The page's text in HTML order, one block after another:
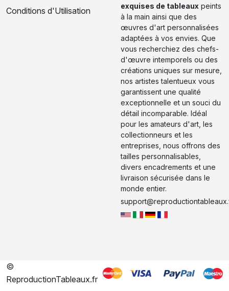
Conditions d'Utilisation
exquises de tableaux peints
à la main ainsi que des
œuvres d'art personnalisées
adaptées à vos envies. Que
vous recherchiez des chefs-
d'œuvre intemporels ou des
créations uniques sur mesure,
nos artistes talentueux vous
garantissent une qualité
exceptionnelle et un souci du
détail incomparable. Idéal
pour les amateurs d'art, les
collectionneurs et les
entreprises, nous offrons des
tailles personnalisables,
divers encadrements et une
livraison sécurisée dans le
monde entier.
©
ReproductionTableaux.fr